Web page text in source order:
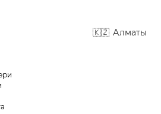
Алматы